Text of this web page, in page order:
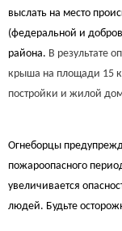
выслать на место
(федеральной и
района. В результате
крыша на площади 15
постройки и жилой
Огнеборцы
пожароопасного
увеличивается
людей. Будьте